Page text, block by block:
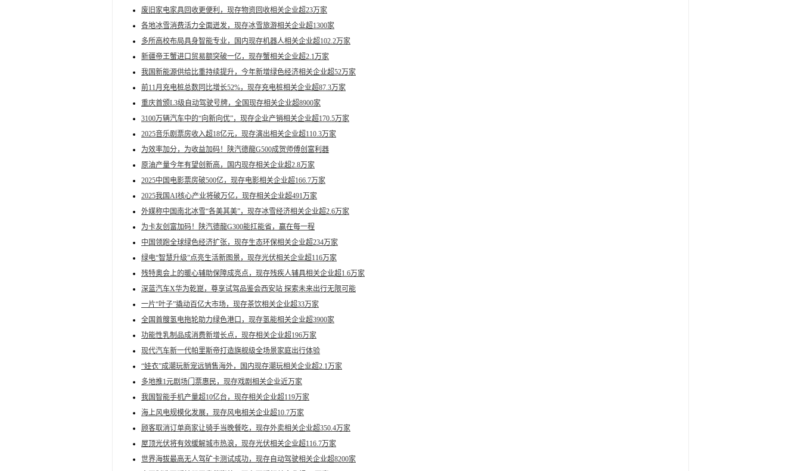
废旧家电家具回收更便利，现存物资回收相关企业超23万家
各地冰雪消费活力全面迸发，现存冰雪旅游相关企业超1300家
多所高校布局具身智能专业，国内现存机器人相关企业超102.2万家
新疆帝王蟹进口贸易额突破一亿，现存蟹相关企业超2.1万家
我国新能源供给比重持续提升，今年新增绿色经济相关企业超52万家
前11月充电桩总数同比增长52%，现存充电桩相关企业超87.3万家
重庆首颁L3级自动驾驶号牌，全国现存相关企业超8900家
3100万辆汽车中的“向新向优”，现存企业产销相关企业超170.5万家
2025音乐剧票房收入超18亿元，现存演出相关企业超110.3万家
为效率加分，为收益加码！陕汽德龍G500成贺师傅创富利器
原油产量今年有望创新高，国内现存相关企业超2.8万家
2025中国电影票房破500亿，现存电影相关企业超166.7万家
2025我国AI核心产业将破万亿，现存相关企业超491万家
外媒称中国南北冰雪“各美其美”，现存冰雪经济相关企业超2.6万家
为卡友创富加码！陕汽德龍G300能扛能省，赢在每一程
中国领跑全球绿色经济扩张，现存生态环保相关企业超234万家
绿电“智慧升级”点亮生活新图景，现存光伏相关企业超116万家
残特奥会上的暖心辅助保障成亮点，现存残疾人辅具相关企业超1.6万家
深蓝汽车X华为乾崑，尊享试驾品鉴会西安站 探索未来出行无限可能
一片“叶子”撬动百亿大市场，现存茶饮相关企业超33万家
全国首艘氢电拖轮助力绿色港口，现存氢能相关企业超3900家
功能性乳制品成消费新增长点，现存相关企业超196万家
现代汽车新一代帕里斯帝打造旗舰级全场景家庭出行体验
“娃衣”成潮玩新宠远销售海外，国内现存潮玩相关企业超2.1万家
多地推1元剧场门票惠民，现存戏剧相关企业近万家
我国智能手机产量超10亿台，现存相关企业超119万家
海上风电规模化发展，现存风电相关企业超10.7万家
顾客取消订单商家让骑手当晚餐吃，现存外卖相关企业超350.4万家
屋顶光伏将有效缓解城市热浪，现存光伏相关企业超116.7万家
世界海拔最高无人驾矿卡测试成功，现存自动驾驶相关企业超8200家